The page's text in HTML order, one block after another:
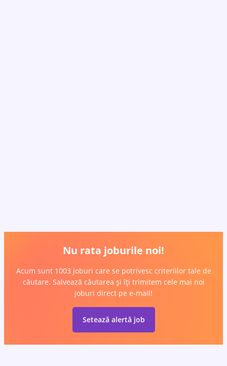
Nu rata joburile noi!
Acum sunt 1003 joburi care se potrivesc criteriilor tale de
căutare. Salvează căutarea și îți trimitem cele mai noi
joburi direct pe e-mail!
Setează alertă job